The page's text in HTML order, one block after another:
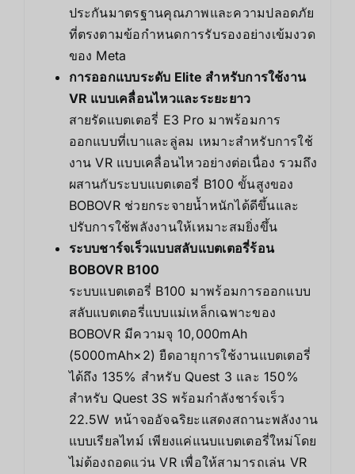
ประกันมาตรฐานคุณภาพและความปลอดภัย
ที่ตรงตามข้อกำหนดการรับรองอย่างเข้มงวด
ของ Meta
การออกแบบระดับ Elite สำหรับการใช้งาน
VR แบบเคลื่อนไหวและระยะยาว
สายรัดแบตเตอรี่ E3 Pro มาพร้อมการ
ออกแบบที่เบาและลู่ลม เหมาะสำหรับการใช้
งาน VR แบบเคลื่อนไหวอย่างต่อเนื่อง รวมถึง
ผสานกับระบบแบตเตอรี่ B100 ขั้นสูงของ
BOBOVR ช่วยกระจายน้ำหนักได้ดีขึ้นและ
ปรับการใช้พลังงานให้เหมาะสมยิ่งขึ้น
ระบบชาร์จเร็วแบบสลับแบตเตอรี่ร้อน
BOBOVR B100
ระบบแบตเตอรี่ B100 มาพร้อมการออกแบบ
สลับแบตเตอรี่แบบแม่เหล็กเฉพาะของ
BOBOVR มีความจุ 10,000mAh
(5000mAh×2) ยืดอายุการใช้งานแบตเตอรี่
ได้ถึง 135% สำหรับ Quest 3 และ 150%
สำหรับ Quest 3S พร้อมกำลังชาร์จเร็ว
22.5W หน้าจออัจฉริยะแสดงสถานะพลังงาน
แบบเรียลไทม์ เพียงแค่แนบแบตเตอรี่ใหม่โดย
ไม่ต้องถอดแว่น VR เพื่อให้สามารถเล่น VR